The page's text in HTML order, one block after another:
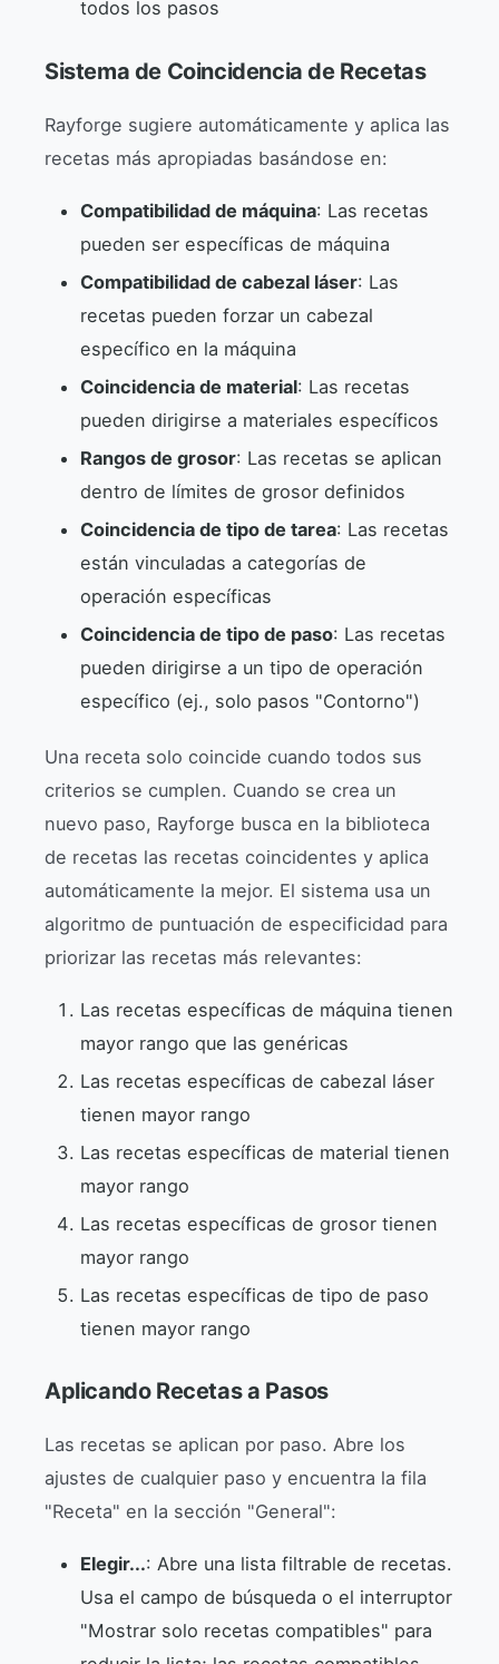
todos los pasos
Sistema de Coincidencia de Recetas
Rayforge sugiere automáticamente y aplica las
recetas más apropiadas basándose en:
Compatibilidad de máquina: Las recetas
pueden ser específicas de máquina
Compatibilidad de cabezal láser: Las
recetas pueden forzar un cabezal
específico en la máquina
Coincidencia de material: Las recetas
pueden dirigirse a materiales específicos
Rangos de grosor: Las recetas se aplican
dentro de límites de grosor definidos
Coincidencia de tipo de tarea: Las recetas
están vinculadas a categorías de
operación específicas
Coincidencia de tipo de paso: Las recetas
pueden dirigirse a un tipo de operación
específico (ej., solo pasos "Contorno")
Una receta solo coincide cuando todos sus
criterios se cumplen. Cuando se crea un
nuevo paso, Rayforge busca en la biblioteca
de recetas las recetas coincidentes y aplica
automáticamente la mejor. El sistema usa un
algoritmo de puntuación de especificidad para
priorizar las recetas más relevantes:
Las recetas específicas de máquina tienen
mayor rango que las genéricas
Las recetas específicas de cabezal láser
tienen mayor rango
Las recetas específicas de material tienen
mayor rango
Las recetas específicas de grosor tienen
mayor rango
Las recetas específicas de tipo de paso
tienen mayor rango
Aplicando Recetas a Pasos
Las recetas se aplican por paso. Abre los
ajustes de cualquier paso y encuentra la fila
"Receta" en la sección "General":
Elegir...: Abre una lista filtrable de recetas.
Usa el campo de búsqueda o el interruptor
"Mostrar solo recetas compatibles" para